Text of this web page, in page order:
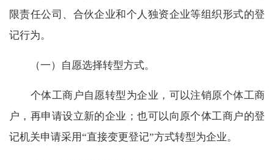
限责任公司、合伙企业和个人独资企业等组织形式的登
记行为。
（一）自愿选择转型方式。
个体工商户自愿转型为企业，可以注销原个体工商
户，再申请设立新的企业；也可以向原个体工商户的登
记机关申请采用“直接变更登记”方式转型为企业。